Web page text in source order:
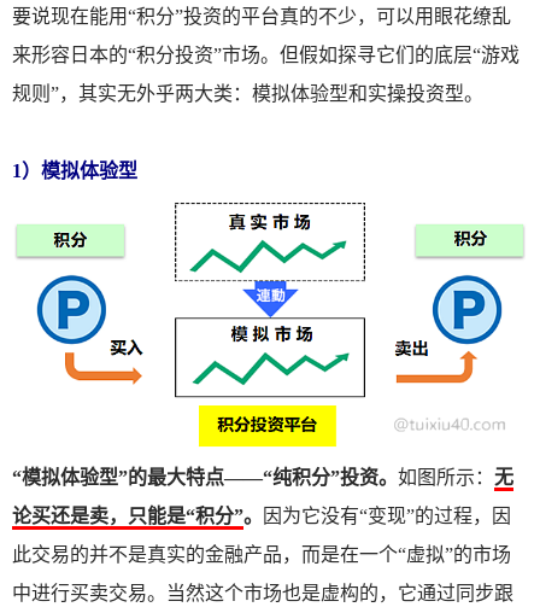
要说现在能用“积分”投资的平台真的不少，可以用眼花缭乱
来形容日本的“积分投资”市场。但假如探寻它们的底层“游戏
规则”，其实无外乎两大类：模拟体验型和实操投资型。
1）模拟体验型
“模拟体验型”的最大特点——“纯积分”投资。 如图所示： 无
论买还是卖，只能是“积分”。
因为它没有“变现”的过程，因
此交易的并不是真实的金融产品，而是在一个“虚拟”的市场
中进行买卖交易。当然这个市场也是虚构的，它通过同步跟